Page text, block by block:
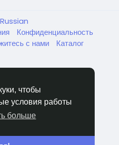
чтобы
условия работы
больше
Russian
Конфиденциальность
с нами Каталог
byHosting Pokrov